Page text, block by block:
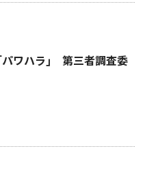
パワハラ｣ 第三者調査委